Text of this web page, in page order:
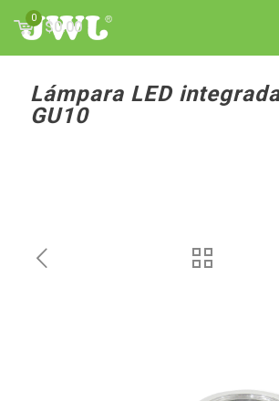
0
$0.00
Lámpara LED
GU10